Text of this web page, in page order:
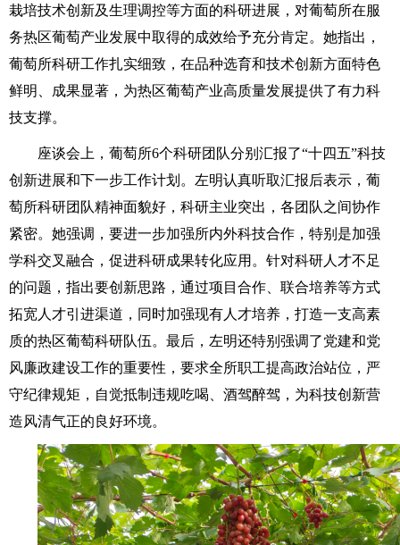
栽培技术创新及生理调控等方面的科研进展，对葡萄所在服
务热区葡萄产业发展中取得的成效给予充分肯定。她指出，
葡萄所科研工作扎实细致，在品种选育和技术创新方面特色
鲜明、成果显著，为热区葡萄产业高质量发展提供了有力科
技支撑。
座谈会上，葡萄所6个科研团队分别汇报了“十四五”科技
创新进展和下一步工作计划。左明认真听取汇报后表示，葡
萄所科研团队精神面貌好，科研主业突出，各团队之间协作
紧密。她强调，要进一步加强所内外科技合作，特别是加强
学科交叉融合，促进科研成果转化应用。针对科研人才不足
的问题，指出要创新思路，通过项目合作、联合培养等方式
拓宽人才引进渠道，同时加强现有人才培养，打造一支高素
质的热区葡萄科研队伍。最后，左明还特别强调了党建和党
风廉政建设工作的重要性，要求全所职工提高政治站位，严
守纪律规矩，自觉抵制违规吃喝、酒驾醉驾，为科技创新营
造风清气正的良好环境。